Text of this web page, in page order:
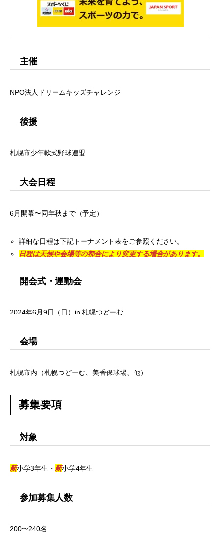
主催
NPO法人ドリームキッズチャレンジ
後援
札幌市少年軟式野球連盟
大会日程
6月開幕〜同年秋まで（予定）
詳細な日程は下記トーナメント表をご参照ください。
日程は天候や会場等の都合により変更する場合があります。
開会式・運動会
2024年6月9日（日）in 札幌つどーむ
会場
札幌市内（札幌つどーむ、美香保球場、他）
募集要項
対象
新小学3年生・ 新小学4年生
参加募集人数
200〜240名